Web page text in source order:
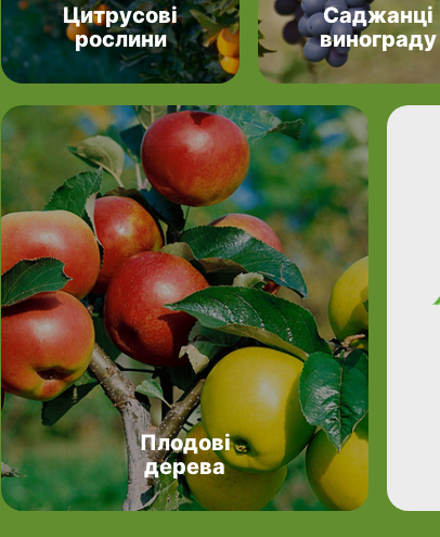
Цитрусові
рослини
Саджанці
винограду
Плодові
дерева